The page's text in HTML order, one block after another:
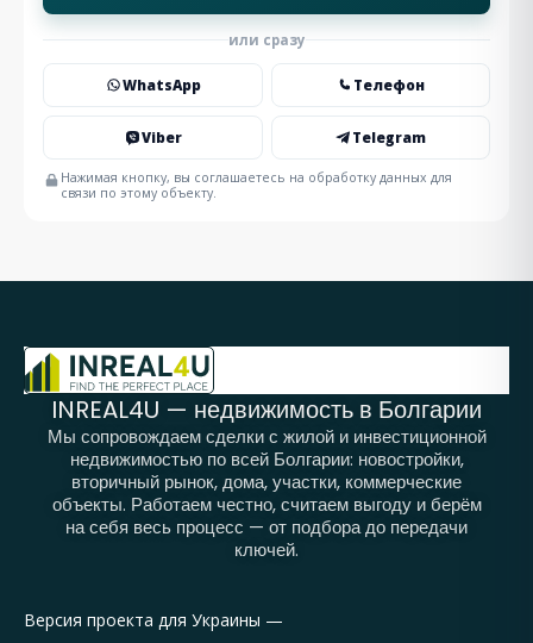
или сразу
WhatsApp Телефон
Viber Telegram
Нажимая кнопку, вы соглашаетесь на обработку данных для
связи по этому объекту.
INREAL4U — недвижимость в Болгарии
Мы сопровождаем сделки с жилой и инвестиционной
недвижимостью по всей Болгарии: новостройки,
вторичный рынок, дома, участки, коммерческие
объекты. Работаем честно, считаем выгоду и берём
на себя весь процесс — от подбора до передачи
ключей.
Версия проекта для Украины —